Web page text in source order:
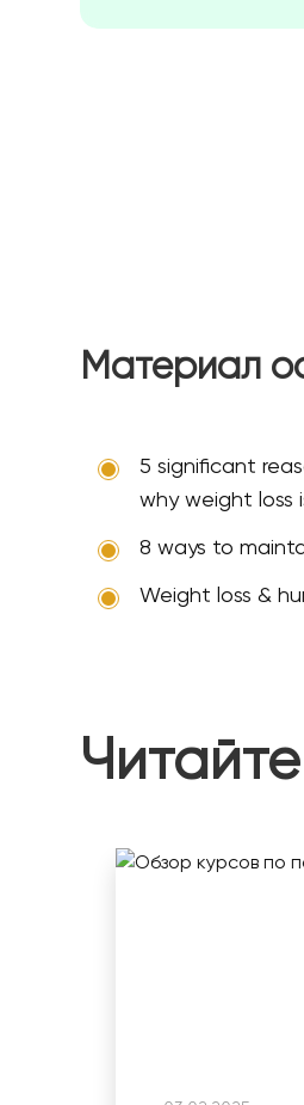
Материал
5 significant
why weight loss
8 ways to
Weight loss &